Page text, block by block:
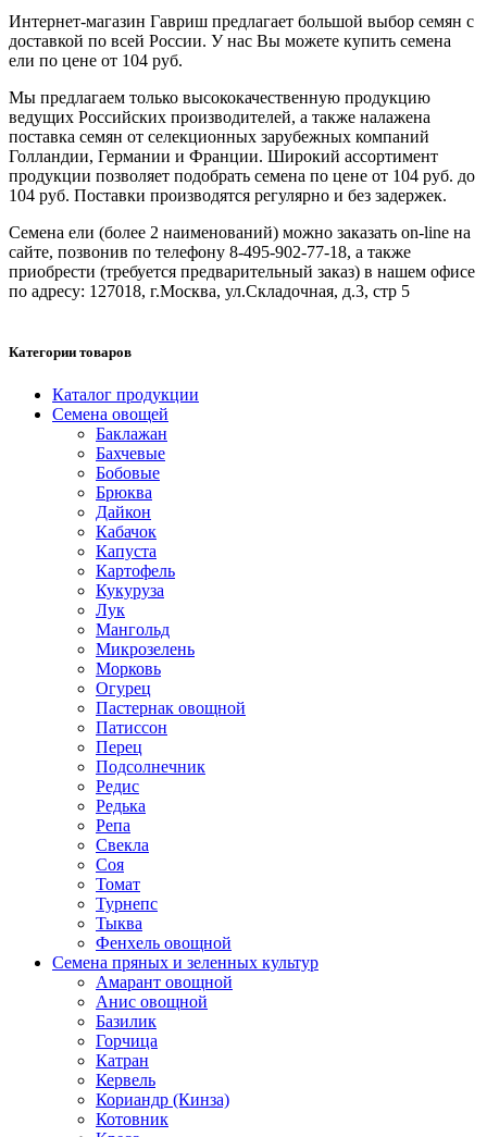
Интернет-магазин Гавриш предлагает большой выбор семян с
доставкой по всей России. У нас Вы можете купить семена
ели по цене от 104 руб.
Мы предлагаем только высококачественную продукцию
ведущих Российских производителей, а также налажена
поставка семян от селекционных зарубежных компаний
Голландии, Германии и Франции. Широкий ассортимент
продукции позволяет подобрать семена по цене от 104 руб. до
104 руб. Поставки производятся регулярно и без задержек.
Семена ели (более 2 наименований) можно заказать on-line на
сайте, позвонив по телефону 8-495-902-77-18, а также
приобрести (требуется предварительный заказ) в нашем офисе
по адресу: 127018, г.Москва, ул.Складочная, д.3, стр 5
Категории товаров
Каталог продукции
Семена овощей
Баклажан
Бахчевые
Бобовые
Брюква
Дайкон
Кабачок
Капуста
Картофель
Кукуруза
Лук
Мангольд
Микрозелень
Морковь
Огурец
Пастернак овощной
Патиссон
Перец
Подсолнечник
Редис
Редька
Репа
Свекла
Соя
Томат
Турнепс
Тыква
Фенхель овощной
Семена пряных и зеленных культур
Амарант овощной
Анис овощной
Базилик
Горчица
Катран
Кервель
Кориандр (Кинза)
Котовник